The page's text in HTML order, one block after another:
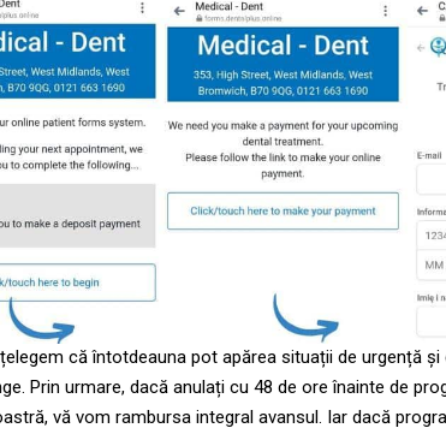
că întotdeauna pot apărea situații de urgență
Prin urmare, dacă anulați cu 48 de ore înainte de
vă vom rambursa integral avansul. Iar dacă